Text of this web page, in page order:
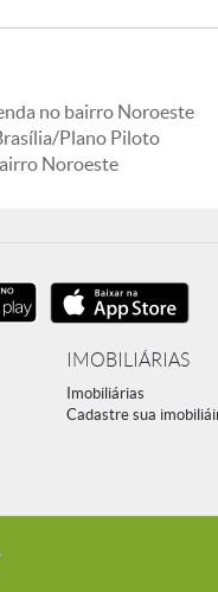
no bairro Noroeste
Plano Piloto
Noroeste
IMOBILIÁRIAS
Imobiliárias
Cadastre sua